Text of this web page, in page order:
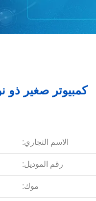
الاسم التجاري:
رقم الموديل:
موك: